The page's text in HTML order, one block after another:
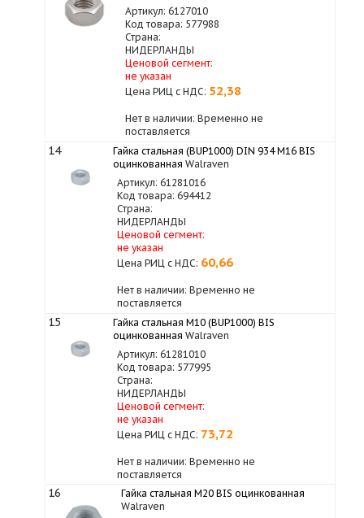
Артикул: 6127010
Код товара: 577988
Страна:
НИДЕРЛАНДЫ
Ценовой сегмент:
не указан
Цена РИЦ с НДС: 52,38
Нет в наличии: Временно не
поставляется
14
Гайка стальная (BUP1000) DIN 934 M16 BIS
оцинкованная Walraven
Артикул: 61281016
Код товара: 694412
Страна:
НИДЕРЛАНДЫ
Ценовой сегмент:
не указан
Цена РИЦ с НДС: 60,66
Нет в наличии: Временно не
поставляется
15
Гайка стальная M10 (BUP1000) BIS
оцинкованная Walraven
Артикул: 61281010
Код товара: 577995
Страна:
НИДЕРЛАНДЫ
Ценовой сегмент:
не указан
Цена РИЦ с НДС: 73,72
Нет в наличии: Временно не
поставляется
16
Гайка стальная M20 BIS оцинкованная
Walraven